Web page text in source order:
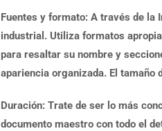
Fuentes y formato: A través de la
industrial. Utiliza formatos
para resaltar su nombre y
apariencia organizada. El tamaño
Duración: Trate de ser lo más
documento maestro con todo el